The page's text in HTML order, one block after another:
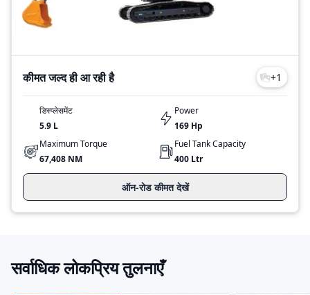
कीमत जल्द ही आ रही है +1
डिस्प्लेसमेंट
5.9 L
Power
169 Hp
Maximum Torque
67,408 NM
Fuel Tank Capacity
400 Ltr
ऑन-रोड कीमत देखें
सर्वाधिक लोकप्रिय तुलनाएँ